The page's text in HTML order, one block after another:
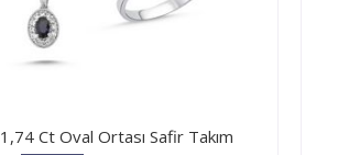
1,74 Ct Oval Ortası Safir Takım